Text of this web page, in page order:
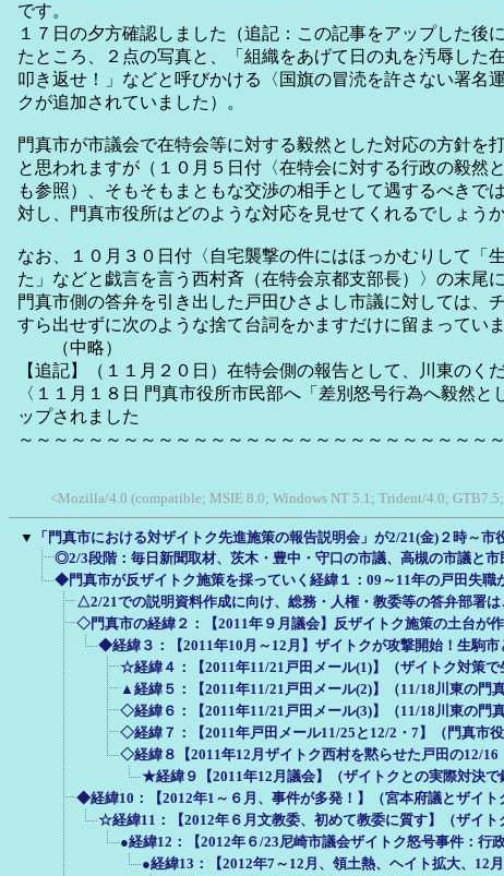
です。
１７日の夕方確認しました（追記：この記事をアップした後
たところ、２点の写真と、「組織をあげて日の丸を汚辱した
叩き返せ！」などと呼びかける〈国旗の冒涜を許さない署名
クが追加されていました）。
門真市が市議会で在特会等に対する毅然とした対応の方針を
と思われますが（１０月５日付〈在特会に対する行政の毅然
も参照）、そもそもまともな交渉の相手として遇するべきで
対し、門真市役所はどのような対応を見せてくれるでしょうか
なお、１０月３０日付〈自宅襲撃の件にはほっかむりして「
た」などと戯言を言う西村斉（在特会京都支部長）〉の末尾
門真市側の答弁を引き出した戸田ひさよし市議に対しては、
すら出せずに次のような捨て台詞をかますだけに留まっていま
（中略）
【追記】（１１月２０日）在特会側の報告として、川東のく
〈１１月１８日 門真市役所市民部へ「差別怒号行為へ毅然と
ップされました
～～～～～～～～～～～～～～～～～～～～～～～～～～～
<Mozilla/4.0 (compatible; MSIE 8.0; Windows NT 5.1; Trident/4.0;
▼ 「門真市における対ザイトク先進施策の報告説明会」が2/21(金)２時～市
◎2/3段階：毎日新聞取材、茨木・豊中・守口の市議、高槻の市議と市
◆門真市が反ザイトク施策を採っていく経緯１：09～11年の戸田失職
△2/21での説明資料作成に向け、総務・人権・教委等の答弁部署
◇門真市の経緯２：【2011年９月議会】反ザイトク施策の土台が
◆経緯３：【2011年10月～12月】ザイトクが攻撃開始！生駒市
☆経緯４：【2011年11/21戸田メール(1)】（ザイトク対策で
▲経緯５：【2011年11/21戸田メール(2)】（11/18川東の門
◇経緯６：【2011年11/21戸田メール(3)】（11/18川東の門
◇経緯７：【2011年戸田メール11/25と12/2・7】（門真市役
◇経緯８【2011年12月ザイトク西村を黙らせた戸田の12/16
★経緯９【2011年12月議会】（ザイトクとの実際対決で
◆経緯10：【2012年1～６月、事件が多発！】（宮本府議とザイト
☆経緯11：【2012年６月文教委、初めて教委に質す】（ザイト
●経緯12：【2012年６/23尼崎市議会ザイトク怒号事件：行
●経緯13：【2012年7～12月、領土熱、ヘイト拡大、12